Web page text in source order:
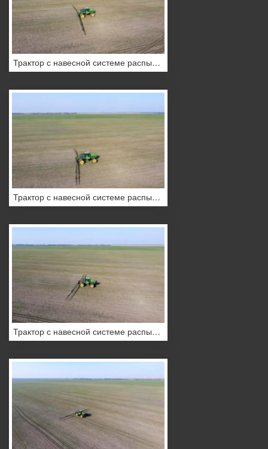
Трактор с навесной системе распыления пестицидов
Трактор с навесной системе распыления пестицидов
Трактор с навесной системе распыления пестицидов